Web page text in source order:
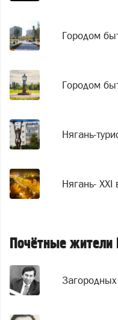
Городом
Городом
Нягань-
Нягань- XXI
Почётные жители